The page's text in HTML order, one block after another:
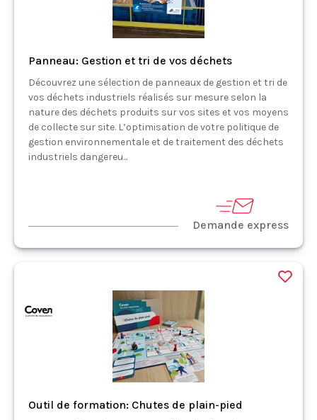
Panneau: Gestion et tri de vos déchets
Découvrez une sélection de panneaux de gestion et tri de
vos déchets industriels réalisés sur mesure selon la
nature des déchets produits sur vos sites et vos moyens
de collecte sur site. L’optimisation de votre politique de
gestion environnementale et de traitement des déchets
industriels dangereu...
Demande express
Outil de formation: Chutes de plain-pied